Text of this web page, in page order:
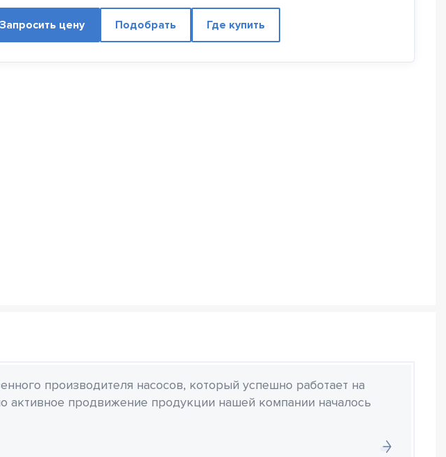
Запросить цену Подобрать Где купить
производителя насосов, который успешно работает на
активное продвижение продукции нашей компании началось